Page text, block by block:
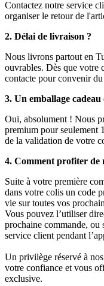
Contactez notre service
organiser le retour de
2. Délai de livraison ?
Nous livrons partout en
ouvrables. Dès que votre
contacte pour convenir
3. Un emballage
Oui, absolument ! Nous
premium pour seulement
de la validation de votre
4. Comment profiter de
Suite à votre première
dans votre colis un code
vie sur toutes vos
Vous pouvez l’utiliser
prochaine commande, ou
service client pendant
Un privilège réservé à
votre confiance et vous
exclusive.